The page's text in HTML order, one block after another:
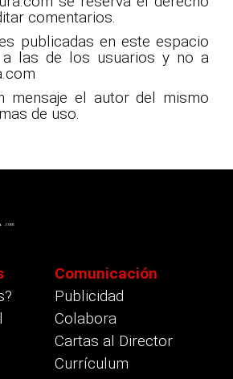
comentarios.
publicadas en este espacio
a las de los usuarios y no a
mensaje el autor del mismo
de uso.
Comunicación
Publicidad
Colabora
Cartas al Director
Currículum